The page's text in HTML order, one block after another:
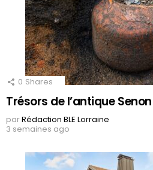
0 Shares
Trésors de l’antique
parRédaction BLE Lorraine
3 semaines ago